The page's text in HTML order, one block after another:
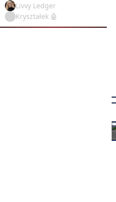
Livvy Ledger
Kryształek 🤖